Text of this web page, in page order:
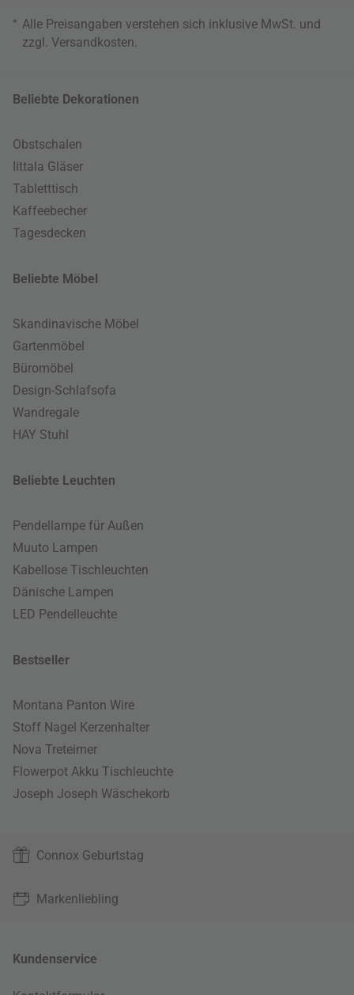
* Alle Preisangaben verstehen sich inklusive MwSt. und
zzgl. Versandkosten
Beliebte Dekorationen
Obstschalen
Iittala Gläser
Tabletttisch
Kaffeebecher
Tagesdecken
Beliebte Möbel
Skandinavische Möbel
Gartenmöbel
Büromöbel
Design-Schlafsofa
Wandregale
HAY Stuhl
Beliebte Leuchten
Pendellampe für Außen
Muuto Lampen
Kabellose Tischleuchten
Dänische Lampen
LED Pendelleuchte
Bestseller
Montana Panton Wire
Stoff Nagel Kerzenhalter
Nova Treteimer
Flowerpot Akku Tischleuchte
Joseph Joseph Wäschekorb
Connox Geburtstag
Markenliebling
Kundenservice